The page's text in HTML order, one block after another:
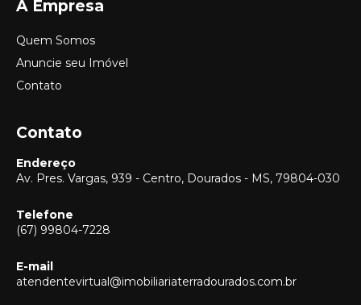
A Empresa
Quem Somos
Anuncie seu Imóvel
Contato
Contato
Endereço
Av. Pres. Vargas, 939 - Centro, Dourados - MS, 79804-030
Telefone
(67) 99804-7228
E-mail
atendentevirtual@imobiliariaterradourados.com.br
Vendas
(67) 99804-7228